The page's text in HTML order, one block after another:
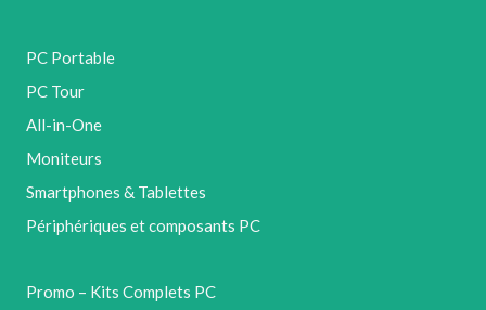
PC Portable
PC Tour
All-in-One
Moniteurs
Smartphones & Tablettes
Périphériques et composants PC
Promo – Kits Complets PC